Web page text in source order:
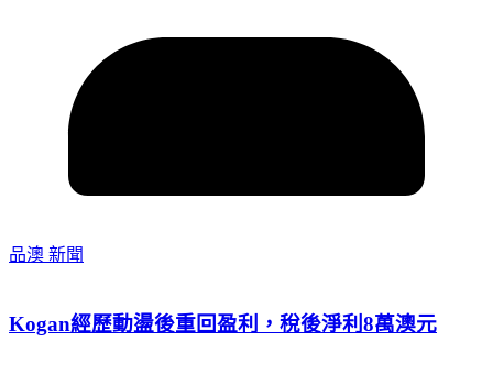
品澳 新聞
Kogan經歷動盪後重回盈利，稅後淨利8萬澳元